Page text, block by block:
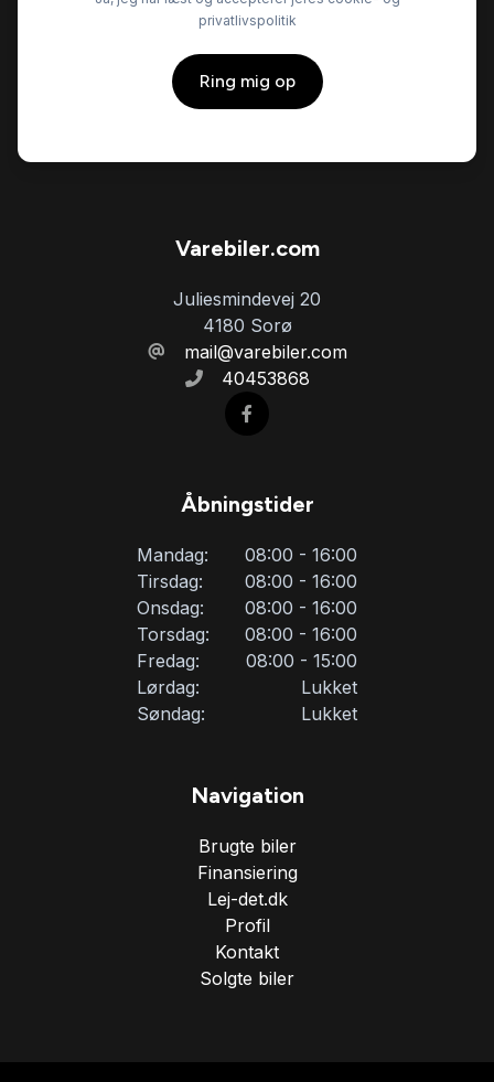
privatlivspolitik
Ring mig op
Varebiler.com
Juliesmindevej 20
4180 Sorø
mail@varebiler.com
40453868
Åbningstider
Mandag:
08:00 - 16:00
Tirsdag:
08:00 - 16:00
Onsdag:
08:00 - 16:00
Torsdag:
08:00 - 16:00
Fredag:
08:00 - 15:00
Lørdag:
Lukket
Søndag:
Lukket
Navigation
Brugte biler
Finansiering
Lej-det.dk
Profil
Kontakt
Solgte biler